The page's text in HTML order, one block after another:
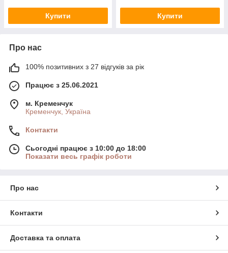
Купити Купити
Про нас
100% позитивних з 27 відгуків за рік
Працює з 25.06.2021
м. Кременчук
Кременчук, Україна
Контакти
Сьогодні працює з 10:00 до 18:00
Показати весь графік роботи
Про нас
Контакти
Доставка та оплата